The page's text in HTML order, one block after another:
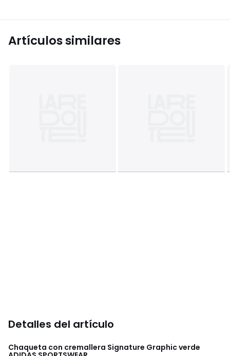
Artículos similares
Detalles del artículo
Chaqueta con cremallera Signature Graphic verde